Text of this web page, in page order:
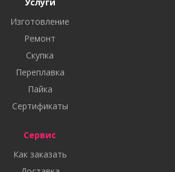
Изготовление
Ремонт
Скупка
Переплавка
Пайка
Сертификаты
Сервис
Как заказать